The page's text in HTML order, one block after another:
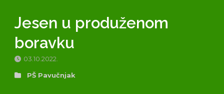
Jesen u produženom
boravku
03.10.2022.
PŠ Pavučnjak